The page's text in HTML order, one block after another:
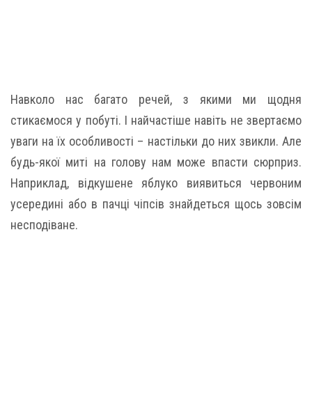
Навколо нас багато речей, з якими ми щодня
стикаємося у побуті. І найчастіше навіть не звертаємо
уваги на їх особливості – настільки до них звикли. Але
будь-якої миті на голову нам може впасти сюрприз.
Наприклад, відкушене яблуко виявиться червоним
усередині або в пачці чіпсів знайдеться щось зовсім
несподіване.